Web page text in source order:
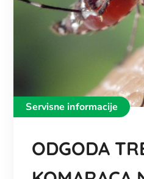
Servisne informacije
ODGODA